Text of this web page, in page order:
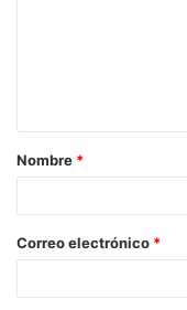
Nombre *
Correo electrónico *